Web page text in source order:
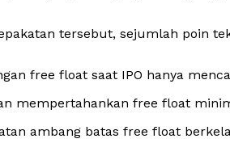
tersebut, sejumlah poin
free float saat IPO hanya
mempertahankan free float
ambang batas free float